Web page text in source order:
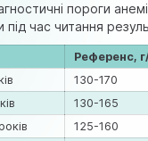
пороги
час читання
Референс,
130-170
130-165
125-160